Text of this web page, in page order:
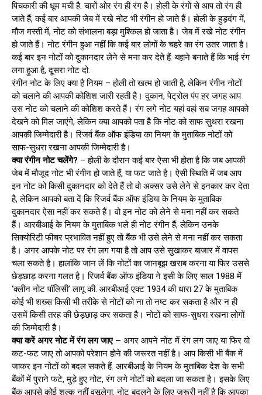
पिचकारी की धूम मची है. चारों ओर रंग ही रंग है। होली के रंगों से आप तो रंग ही
जाते हैं, कई बार आपकी जेब में रखे नोट भी रंगीन हो जाते हैं। होली के हुड़दंग में,
मौज मस्ती में, नोट को संभालना बड़ा मुश्किल हो जाता है। जेब में रखे नोट रंगीन
हो जाते हैं। नोट रंगीन हुआ नहीं कि कई बार लोगों के चहरे का रंग उतर जाता है।
कई बार इन नोटों को दुकानदार लेने से मना कर देते हैं. बहाने बनाते हैं कि भाई रंग
लगा हुआ है, दूसरा नोट दो.
रंगीन नोट के लिए क्या है नियम – होली तो खत्म हो जाती है, लेकिन रंगीन नोटों
को चलाने की आपकी कोशिश जारी रहती है। दुकान, पेट्रोल पंप हर जगह आप
उस नोट को चलाने की कोशिश करते हैं। रंग लगे नोट यहां वहां सब जगह आपको
देखने को मिल जाएंगे, लेकिन क्या आपको पता है कि नोट को साफ सुथरा रखना
आपकी जिम्मेदारी है। रिजर्व बैंक ऑफ इंडिया का नियम के मुताबिक नोटों को
साफ-सुधरा रखना आपकी जिम्मेदारी है।
क्या रंगीन नोट चलेंगे? – होली के दौरान कई बार ऐसा भी होता है कि जब आपकी
जेब में मौजूद नोट भी रंगीन हो जाते हैं, या फट जाते है। ऐसी स्थिति में जब आप
इन नोट को किसी दुकानदार को देते हैं तो वो अक्सर उसे लेने से इनकार कर देता
है, लेकिन आपको बता दें कि रिजर्व बैंक ऑफ इंडिया के नियम के मुताबिक
दुकानदार ऐसा नहीं कर सकते हैं। वो इन नोट को लेने से मना नहीं कर सकते
हैं। आरबीआई के नियम के मुताबिक भले ही नोट रंगीन हैं, लेकिन उनके
सिक्योरिटी फीचर प्रभावित नहीं हुए तो बैंक भी उसे लेने से मना नहीं कर सकता
है। अगर आपके नोट पर रंग लग गया है तो आप उसे सुखाकर बाजार में वापस
चला सकते है। हालांकि जान लें कि नोटों का जानबूझ खराब करना या फिर उससे
छेड़छाड़ करना गलत है। रिजर्व बैंक ऑफ इंडिया ने इसी के लिए साल 1988 में
‘क्लीन नोट पॉलिसी’ लागू की. आरबीआई एक्ट 1934 की धारा 27 के मुताबिक
कोई भी शख्स किसी भी तरीके से नोटों को ना तो नष्ट कर सकता है और न ही
उसमें किसी तरह की छेड़छाड़ कर सकता है। नोटों को साफ-सुधरा रखना लोगों
की जिम्मेदारी है।
क्या करें अगर नोट में रंग लग जाए – अगर आपने नोट में रंग लग जाए या फिर वो
कट-फट जाए तो आपको परेशान होने की जरूरत नहीं है। आप किसी भी बैंक में
जाकर इन नोटों को बदल सकते हैं. आरबीआई के नियम के मुताबिक देश के सभी
बैंकों में पुराने फटे, मुड़े हुए नोट, रंग लगे नोटों को बदला जा सकता है। इसके लिए
बैंक आपसे कोई शुल्क नहीं वसूलेगा. नोट बदलने के लिए जरूरी नहीं है कि आपका